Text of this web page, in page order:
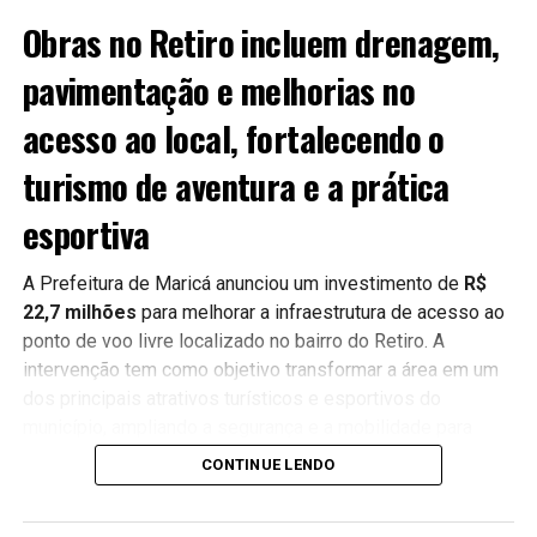
PUBLICIDADE
Tecnologia e integração
De acordo com a Prefeitura, a redução dos indicadores
está relacionada a investimentos emtecnologia,
inteligência, integração das forças de segurança e
ampliação das ações de prevenção e fiscalização
auxiliar as forças de segurança na identificação de
ocorrências e no acompanhamento de áreas estratégicas.
Obras no Retiro incluem drenagem,
pavimentação e melhorias no
acesso ao local, fortalecendo o
turismo de aventura e a prática
esportiva
A Prefeitura de Maricá anunciou um investimento de R$
22,7 milhões para melhorar a infraestrutura de acesso ao
ponto de voo livre localizado no bairro do Retiro. A
intervenção tem como objetivo transformar a área em um
moradores, pilotos e visitantes.
CONTINUE LENDO